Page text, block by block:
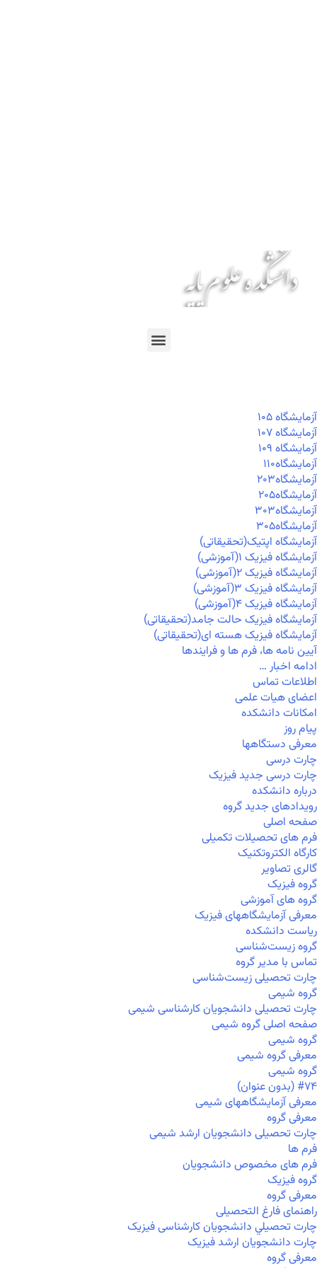
آزمايشگاه ۱۰۵
آزمايشگاه ۱۰۷
آزمايشگاه ۱۰۹
آزمايشگاه۱۱۰
آزمايشگاه۲۰۳
آزمايشگاه۲۰۵
آزمايشگاه۳۰۳
آزمايشگاه۳۰۵
آزمایشگاه اپتیک(تحقیقاتی)
آزمایشگاه فیزیک ۱(آموزشی)
آزمایشگاه فیزیک ۲(آموزشی)
آزمایشگاه فیزیک ۳(آموزشی)
آزمایشگاه فیزیک ۴(آموزشی)
آزمایشگاه فیزیک حالت جامد(تحقیقاتی)
آزمایشگاه فیزیک هسته ای(تحقیقاتی)
آیین نامه ها، فرم ها و فرایندها
ادامه اخبار …
اطلاعات تماس
اعضای هیات علمی
امکانات دانشکده
پیام روز
معرفی دستگاهها
چارت درسی
چارت درسی جدید فیزیک
درباره دانشکده
رویدادهای جدید گروه
صفحه اصلی
فرم های تحصیلات تکمیلی
کارگاه الکتروتکنیک
گالری تصاویر
گروه فیزیک
گروه های آموزشی
معرفی آزمایشگاههای فیزیک
ریاست دانشکده
گروه زیست‌شناسی
تماس با مدیر گروه
چارت تحصیلی زیست‌شناسی
گروه شیمی
چارت تحصیلی دانشجویان کارشناسی شیمی
صفحه اصلی گروه شیمی
گروه شیمی
معرفی گروه شیمی
گروه شیمی
#۷۴ (بدون عنوان)
معرفی آزمایشگاههای شیمی
معرفی گروه
چارت تحصیلی دانشجویان ارشد شیمی
فرم ها
فرم های مخصوص دانشجویان
گروه فیزیک
معرفی گروه
راهنمای فارغ التحصیلی
چارت تحصيلي دانشجویان کارشناسی فیزیک
چارت دانشجویان ارشد فیزیک
معرفی گروه